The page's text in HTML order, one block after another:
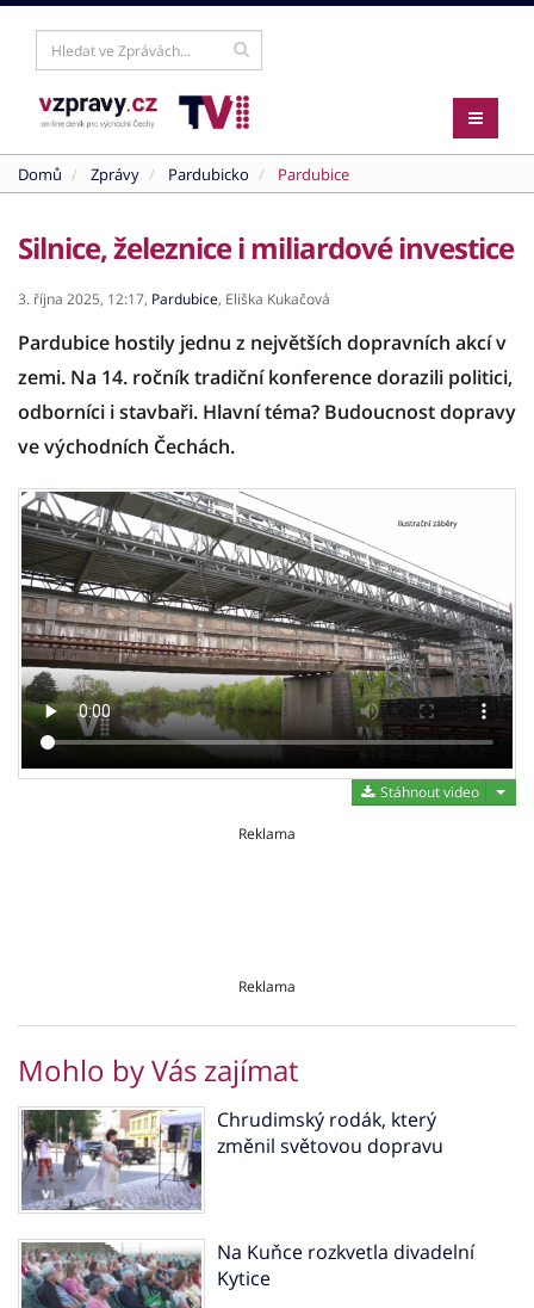
Domů Zprávy Pardubicko Pardubice
Silnice, železnice i miliardové investice
3. října 2025, 12:17, Pardubice, Eliška Kukačová
Pardubice hostily jednu z největších dopravních akcí v
zemi. Na 14. ročník tradiční konference dorazili politici,
odborníci i stavbaři. Hlavní téma? Budoucnost dopravy
ve východních Čechách.
Stáhnout video
Reklama
Reklama
Mohlo by Vás zajímat
Chrudimský rodák, který
změnil světovou dopravu
Na Kuňce rozkvetla divadelní
Kytice